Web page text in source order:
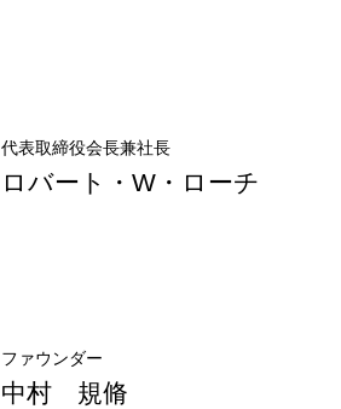
代表取締役会長兼社長
ロバート・W・ローチ
ファウンダー
中村 規脩